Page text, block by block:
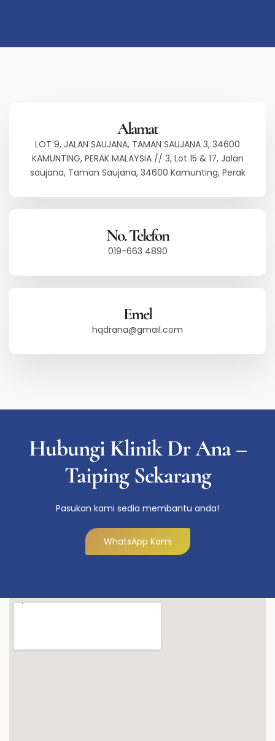
Alamat
LOT 9, JALAN SAUJANA, TAMAN SAUJANA 3, 34600
KAMUNTING, PERAK MALAYSIA // 3, Lot 15 & 17, Jalan
saujana, Taman Saujana, 34600 Kamunting, Perak
No. Telefon
019-663 4890
Emel
hqdrana@gmail.com
Hubungi Klinik Dr Ana –
Taiping Sekarang
Pasukan kami sedia membantu anda!
WhatsApp Kami